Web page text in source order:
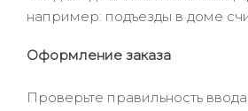
например: подъезды в доме
Оформление заказа
Проверьте правильность